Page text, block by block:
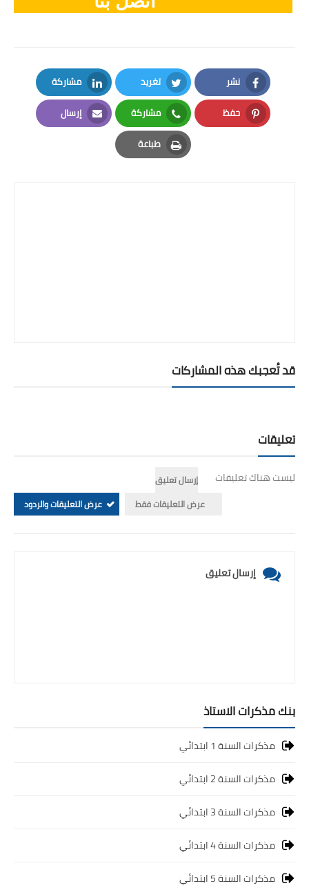
نشر
Facebook
تغريد
Twitter
مشاركة
LinkedIn
حفظ
Pinterest
مشاركة
Whatsapp
إرسال
Email
طباعة
Print
قد تُعجبك هذه المشاركات
تعليقات
ليست هناك تعليقات
إرسال تعليق
عرض التعليقات فقط
عرض التعليقات والردود
إرسال تعليق
بنك مذكرات الاستاذ
مذكرات السنة 1 ابتدائي
مذكرات السنة 2 ابتدائي
مذكرات السنة 3 ابتدائي
مذكرات السنة 4 ابتدائي
مذكرات السنة 5 ابتدائي